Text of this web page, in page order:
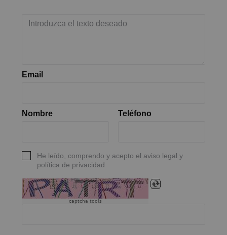
Email
Nombre Teléfono
He leído, comprendo y acepto el aviso legal y
política de privacidad
captcha tools